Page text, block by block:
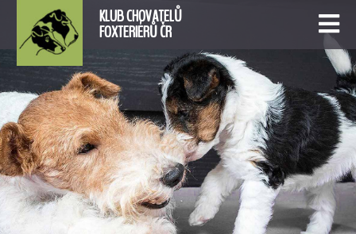
KLUB CHOVATELŮ
FOXTERIÉRŮ ČR